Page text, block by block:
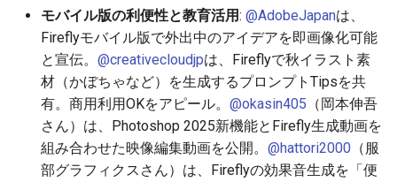
2026-06-02
2026-06-01
2026-05-31
2026-05-30
2025-11-17
2025-11-16
2025-11-15
2025-11-14
2026-06-02
2026-06-01
2026-05-31
2026-05-30
2025-11-17
2025-11-16
2025-11-15
2025-11-14
2026-05-30
2026-05-29
2026-05-28
2026-05-27
2025-11-17
2025-11-16
2025-11-15
2025-11-14
2026-05-29
2026-05-28
2026-05-27
2026-05-26
2025-11-17
2025-11-16
2025-11-15
2025-11-14
2026-06-02
2026-06-01
2026-05-31
2026-05-30
モバイル版の利便性と教育活用: @AdobeJapanは、
Fireflyモバイル版で外出中のアイデアを即画像化可能
と宣伝。 @creativecloudjpは、Fireflyで秋イラスト素
材（かぼちゃなど）を生成するプロンプトTipsを共
有。商用利用OKをアピール。 @okasin405 （岡本伸吾
さん）は、Photoshop 2025新機能とFirefly生成動画を
組み合わせた映像編集動画を公開。 @hattori2000 （服
部グラフィクスさん）は、Fireflyの効果音生成を「便